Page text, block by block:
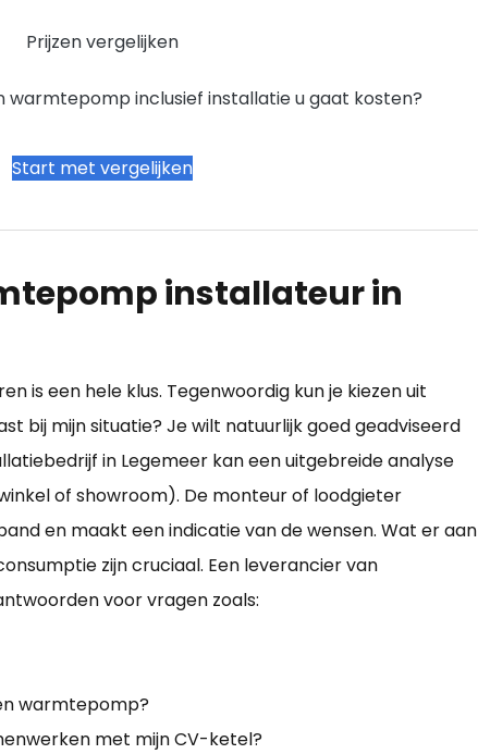
Prijzen vergelijken
warmtepomp inclusief installatie u gaat kosten?
Start met vergelijken
installateur in
is een hele klus. Tegenwoordig kun je kiezen uit
bij mijn situatie? Je wilt natuurlijk goed geadviseerd
in Legemeer kan een uitgebreide analyse
of showroom). De monteur of loodgieter
en maakt een indicatie van de wensen. Wat er aan
zijn cruciaal. Een leverancier van
voor vragen zoals:
warmtepomp?
met mijn CV-ketel?